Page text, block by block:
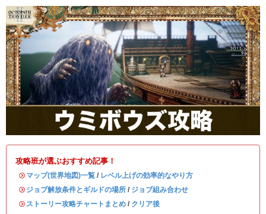
攻略班が選ぶおすすめ記事！
・ マップ(世界地図)一覧 / レベル上げの効率的なやり方
・ ジョブ解放条件とギルドの場所 / ジョブ組み合わせ
・ ストーリー攻略チャートまとめ / クリア後